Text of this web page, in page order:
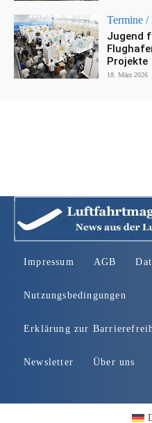
Termine /
Jugend
Projekte
18. März 2026
Impressum AGB
Nutzungsbedingungen
Erklärung zur
Newsletter Über uns